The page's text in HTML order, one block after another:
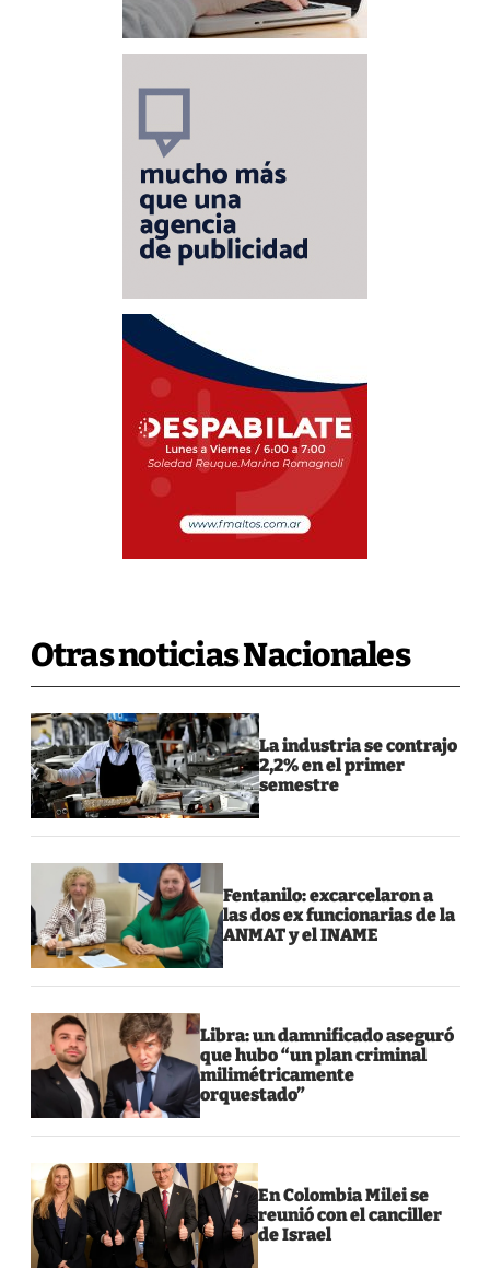
Otras noticias Nacionales
La industria se contrajo
2,2% en el primer
semestre
Fentanilo: excarcelaron a
las dos ex funcionarias de la
ANMAT y el INAME
Libra: un damnificado aseguró
que hubo “un plan criminal
milimétricamente
orquestado”
En Colombia Milei se
reunió con el canciller
de Israel